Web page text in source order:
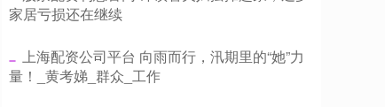
家居亏损还在继续
​上海配资公司平台 向雨而行，汛期里的“她”力
量！_黄考娣_群众_工作